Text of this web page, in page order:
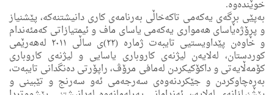
خوێنده‌وه.
به‌پێی بڕگه‌ی یه‌كه‌مى تاكه‌خاڵی به‌رنامه‌ی كارى دانیشتنه‌كه‌، پێشنیاز
و پڕۆژەیاسای هەمواری یەکەمی یاسای ماف و ئیمتیازاتی کەمئەندام
و خاوەن پێداویستيی تایبەت ژمارە (٢٢)ی ساڵی ٢٠١١ لەهەرێمی
کوردستان، له‌لایه‌ن لیژنه‌ی كاروبارى یاسایی و لیژنه‌ی كاروبارى
كۆمه‌ڵایه‌تی و داكۆكیكردن له‌مافی مرۆڤ، راپۆرتی ده‌نگدانی تایبه‌ت،
به‌ڕه‌چاوكردن و جێكردنه‌وه‌ى سه‌رجه‌می ئه‌و سه‌رنج و تێبینی و